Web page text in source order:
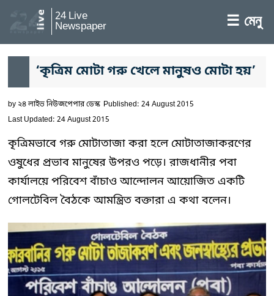
24 Live
Newspaper ☰ মেনু
‘কৃত্রিম মোটা গরু খেলে মানুষও মোটা হয়’
by২৪ লাইভ নিউজপেপার ডেস্ক Published: 24 August 2015
Last Updated: 24 August 2015
কৃত্রিমভাবে গরু মোটাতাজা করা হলে মোটাতাজাকরণের
ওষুধের প্রভাব মানুষের উপরও পড়ে। রাজধানীর পবা
কার্যালয়ে পরিবেশ বাঁচাও আন্দোলন আয়োজিত একটি
গোলটেবিল বৈঠকে আমন্ত্রিত বক্তারা এ কথা বলেন।